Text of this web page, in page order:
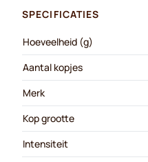
SPECIFICATIES
Hoeveelheid (g)
Aantal kopjes
Merk
Kop grootte
Intensiteit